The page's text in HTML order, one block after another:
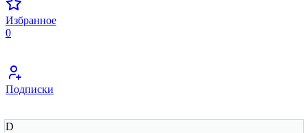
Избранное
0
Подписки
D